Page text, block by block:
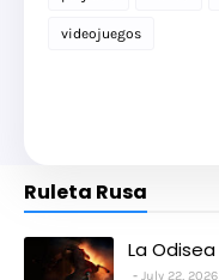
videojuegos
Ruleta Rusa
La
July 22, 2026